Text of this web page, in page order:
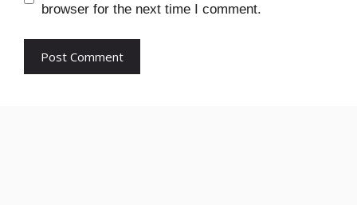
browser for the next time I comment.